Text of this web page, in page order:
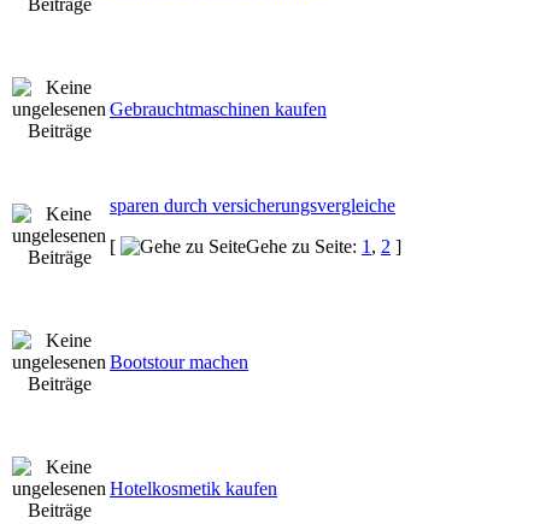
Gebrauchtmaschinen kaufen
sparen durch versicherungsvergleiche
[
Gehe zu Seite: 1 , 2 ]
Bootstour machen
Hotelkosmetik kaufen